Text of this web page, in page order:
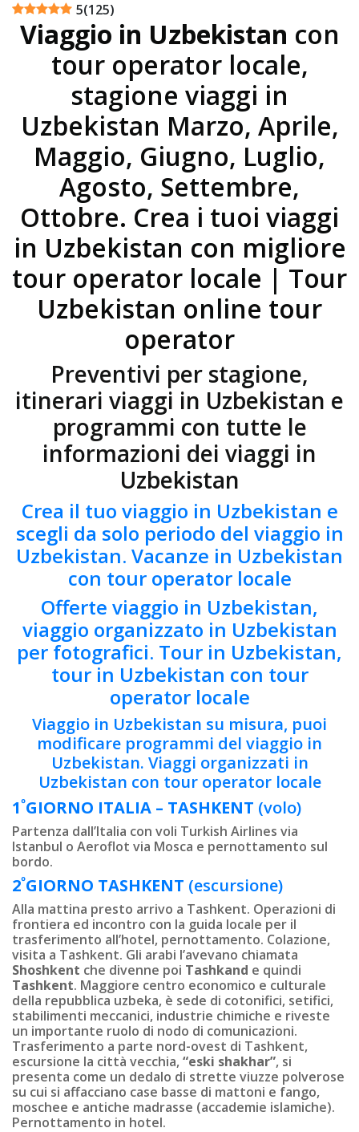
5(125)
Viaggio in Uzbekistan con
tour operator locale,
stagione viaggi in
Uzbekistan Marzo, Aprile,
Maggio, Giugno, Luglio,
Agosto, Settembre,
Ottobre. Crea i tuoi viaggi
in Uzbekistan con migliore
tour operator locale | Tour
Uzbekistan online tour
operator
Preventivi per stagione,
itinerari viaggi in Uzbekistan e
programmi con tutte le
informazioni dei viaggi in
Uzbekistan
Crea il tuo viaggio in Uzbekistan e
scegli da solo periodo del viaggio in
Uzbekistan. Vacanze in Uzbekistan
con tour operator locale
Offerte viaggio in Uzbekistan,
viaggio organizzato in Uzbekistan
per fotografici. Tour in Uzbekistan,
tour in Uzbekistan con tour
operator locale
Viaggio in Uzbekistan su misura, puoi
modificare programmi del viaggio in
Uzbekistan. Viaggi organizzati in
Uzbekistan con tour operator locale
1ºGIORNO ITALIA – TASHKENT (volo)
Partenza dall’Italia con voli Turkish Airlines via
Istanbul o Aeroflot via Mosca e pernottamento sul
bordo.
2ºGIORNO TASHKENT (escursione)
Alla mattina presto arrivo a Tashkent. Operazioni di
frontiera ed incontro con la guida locale per il
trasferimento all’hotel, pernottamento. Colazione,
visita a Tashkent. Gli arabi l’avevano chiamata
Shoshkent che divenne poi Tashkand e quindi
Tashkent. Maggiore centro economico e culturale
della repubblica uzbeka, è sede di cotonifici, setifici,
stabilimenti meccanici, industrie chimiche e riveste
un importante ruolo di nodo di comunicazioni.
Trasferimento a parte nord-ovest di Tashkent,
escursione la città vecchia,“eski shakhar”, si
presenta come un dedalo di strette viuzze polverose
su cui si affacciano case basse di mattoni e fango,
moschee e antiche madrasse (accademie islamiche).
Pernottamento in hotel.